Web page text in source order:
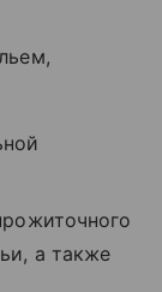
а также